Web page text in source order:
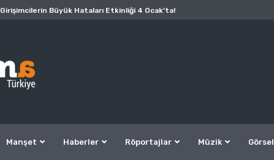
Girişimcilerin Büyük Hataları Etkinliği 4 Ocak’ta!
Manşet Haberler Röportajlar Müzik Görsel